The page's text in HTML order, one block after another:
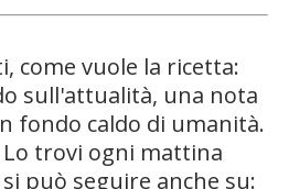
come vuole la ricetta:
sull'attualità, una nota
fondo caldo di umanità.
Lo trovi ogni mattina
può seguire anche su: